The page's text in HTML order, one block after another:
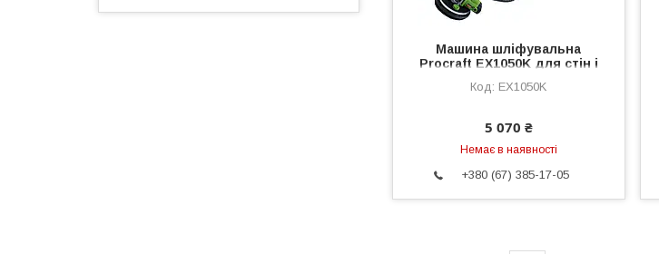
Машина шліфувальна
Procraft EX1050K для стін і
EX1050K
5 070 ₴
Немає в наявності
+380 (67) 385-17-05